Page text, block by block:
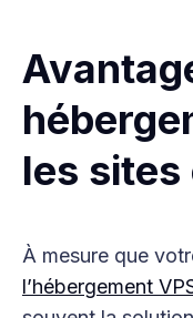
les
À mesure que
l’hébergement